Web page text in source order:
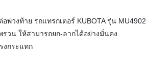
วงท้าย รถแทรกเตอร์ KUBOTA รุ่น MU4902
วน ให้สามารถยก-ลากได้อย่างมั่นคง
งกระแทก